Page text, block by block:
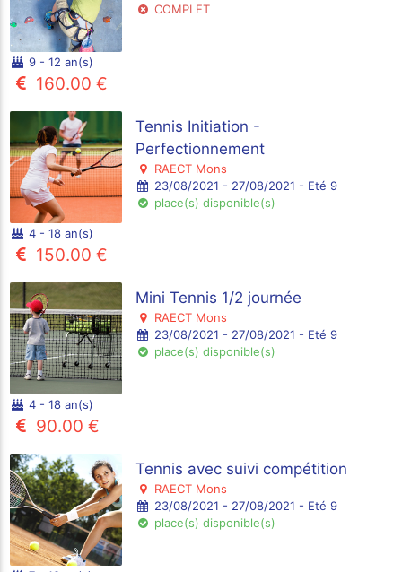
COMPLET
9 - 12 an(s)
160.00 €
Tennis Initiation -
Perfectionnement
RAECT Mons
23/08/2021 - 27/08/2021 - Eté 9
place(s) disponible(s)
4 - 18 an(s)
150.00 €
Mini Tennis 1/2 journée
RAECT Mons
23/08/2021 - 27/08/2021 - Eté 9
place(s) disponible(s)
4 - 18 an(s)
90.00 €
Tennis avec suivi compétition
RAECT Mons
23/08/2021 - 27/08/2021 - Eté 9
place(s) disponible(s)